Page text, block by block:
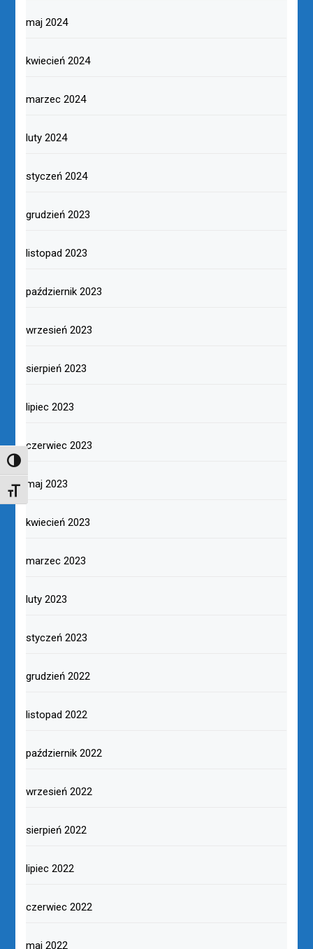
TOGGLE HIGH CONTRAST
TOGGLE FONT SIZE
maj 2024
kwiecień 2024
marzec 2024
luty 2024
styczeń 2024
grudzień 2023
listopad 2023
październik 2023
wrzesień 2023
sierpień 2023
lipiec 2023
czerwiec 2023
maj 2023
kwiecień 2023
marzec 2023
luty 2023
styczeń 2023
grudzień 2022
listopad 2022
październik 2022
wrzesień 2022
sierpień 2022
lipiec 2022
czerwiec 2022
maj 2022